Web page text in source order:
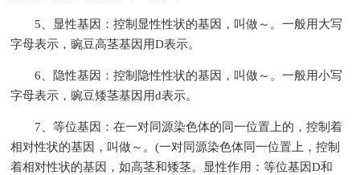
5、显性基因：控制显性性状的基因，叫做～。一般用大写
字母表示，豌豆高茎基因用D表示。
6、隐性基因：控制隐性性状的基因，叫做～。一般用小写
字母表示，豌豆矮茎基因用d表示。
7、等位基因：在一对同源染色体的同一位置上的，控制着
相对性状的基因，叫做～。(一对同源染色体同一位置上，控制
着相对性状的基因，如高茎和矮茎。显性作用：等位基因D和